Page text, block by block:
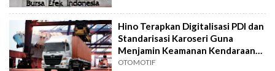
Hino Terapkan Digitalisasi PDI dan
Standarisasi Karoseri Guna
Menjamin Keamanan Kendaraan
Niaga
OTOMOTIF